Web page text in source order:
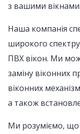
з вашими вікнами.
Наша компанія
широкого
ПВХ вікон. Ми
заміну віконних
віконних
а також
Ми розуміємо,